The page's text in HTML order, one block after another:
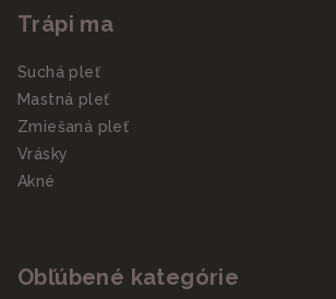
Trápi ma
Suchá pleť
Mastná pleť
Zmiešaná pleť
Vrásky
Akné
Obľúbené kategórie